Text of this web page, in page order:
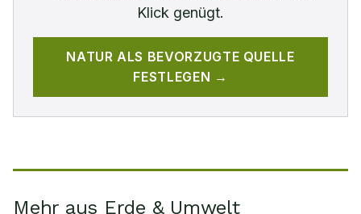
Klick genügt.
NATUR ALS BEVORZUGTE QUELLE
FESTLEGEN →
Mehr aus Erde & Umwelt